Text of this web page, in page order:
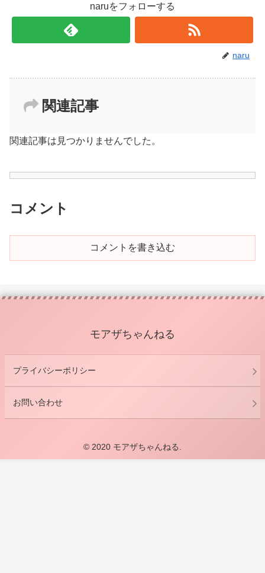
naruをフォローする
naru
関連記事
関連記事は見つかりませんでした。
コメント
コメントを書き込む
モアザちゃんねる
プライバシーポリシー
お問い合わせ
© 2020 モアザちゃんねる.